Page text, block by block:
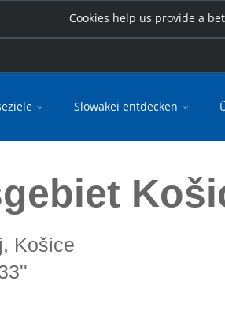
Cookies help us provide a
Slowakei entdecken
Košice